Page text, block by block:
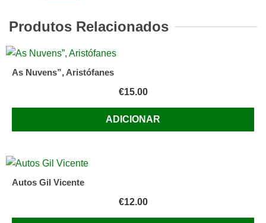
Produtos Relacionados
As Nuvens”, Aristófanes
€15.00
ADICIONAR
Autos Gil Vicente
€12.00